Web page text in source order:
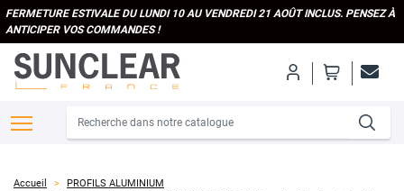
FERMETURE ESTIVALE DU LUNDI 10 AU VENDREDI 21 AOÛT INCLUS. PENSEZ À
ANTICIPER VOS COMMANDES !
Accueil
PROFILS ALUMINIUM